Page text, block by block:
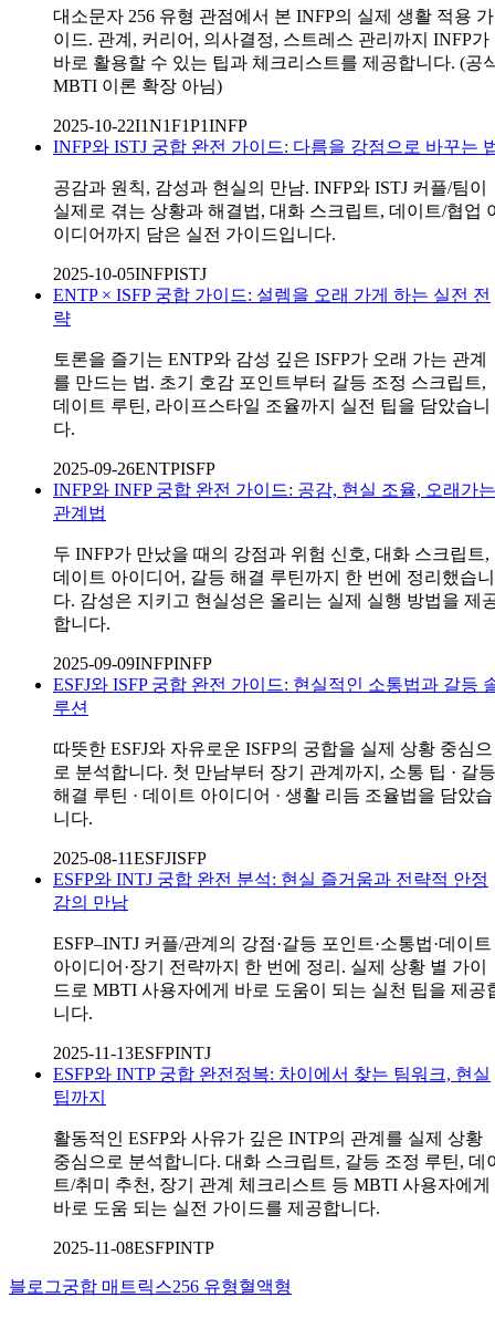
대소문자 256 유형 관점에서 본 INFP의 실제 생활 적용 가
이드. 관계, 커리어, 의사결정, 스트레스 관리까지 INFP가
바로 활용할 수 있는 팁과 체크리스트를 제공합니다. (공
MBTI 이론 확장 아님)
2025-10-22I1N1F1P1INFP
INFP와 ISTJ 궁합 완전 가이드: 다름을 강점으로 바꾸는
공감과 원칙, 감성과 현실의 만남. INFP와 ISTJ 커플/팀이
실제로 겪는 상황과 해결법, 대화 스크립트, 데이트/협업
이디어까지 담은 실전 가이드입니다.
2025-10-05INFPISTJ
ENTP × ISFP 궁합 가이드: 설렘을 오래 가게 하는 실전 전
략
토론을 즐기는 ENTP와 감성 깊은 ISFP가 오래 가는 관계
를 만드는 법. 초기 호감 포인트부터 갈등 조정 스크립트,
데이트 루틴, 라이프스타일 조율까지 실전 팁을 담았습니
다.
2025-09-26ENTPISFP
INFP와 INFP 궁합 완전 가이드: 공감, 현실 조율, 오래가는
관계법
두 INFP가 만났을 때의 강점과 위험 신호, 대화 스크립트,
데이트 아이디어, 갈등 해결 루틴까지 한 번에 정리했습니
다. 감성은 지키고 현실성은 올리는 실제 실행 방법을 제
합니다.
2025-09-09INFPINFP
ESFJ와 ISFP 궁합 완전 가이드: 현실적인 소통법과 갈등
루션
따뜻한 ESFJ와 자유로운 ISFP의 궁합을 실제 상황 중심으
로 분석합니다. 첫 만남부터 장기 관계까지, 소통 팁 · 갈등
해결 루틴 · 데이트 아이디어 · 생활 리듬 조율법을 담았습
니다.
2025-08-11ESFJISFP
ESFP와 INTJ 궁합 완전 분석: 현실 즐거움과 전략적 안정
감의 만남
ESFP–INTJ 커플/관계의 강점·갈등 포인트·소통법·데이트
아이디어·장기 전략까지 한 번에 정리. 실제 상황 별 가이
드로 MBTI 사용자에게 바로 도움이 되는 실천 팁을 제공
니다.
2025-11-13ESFPINTJ
ESFP와 INTP 궁합 완전정복: 차이에서 찾는 팀워크, 현실
팁까지
활동적인 ESFP와 사유가 깊은 INTP의 관계를 실제 상황
중심으로 분석합니다. 대화 스크립트, 갈등 조정 루틴, 데
트/취미 추천, 장기 관계 체크리스트 등 MBTI 사용자에게
바로 도움 되는 실전 가이드를 제공합니다.
2025-11-08ESFPINTP
블로그궁합 매트릭스256 유형혈액형